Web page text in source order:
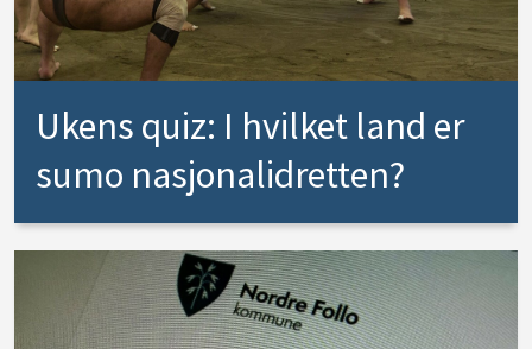
Ukens quiz: I hvilket land er
sumo nasjonalidretten?